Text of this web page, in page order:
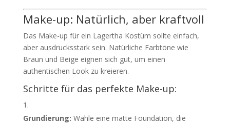
Make-up: Natürlich, aber kraftvoll
Das Make-up für ein Lagertha Kostüm sollte einfach,
aber ausdrucksstark sein. Natürliche Farbtöne wie
Braun und Beige eignen sich gut, um einen
authentischen Look zu kreieren.
Schritte für das perfekte Make-up:
Grundierung: Wähle eine matte Foundation, die